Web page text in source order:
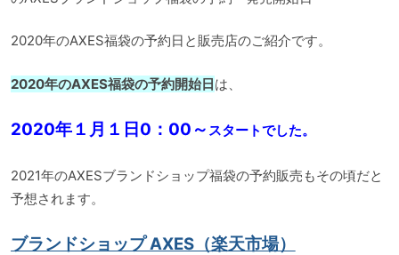
2020年のAXES福袋の予約日と販売店のご紹介です。
2020年のAXES福袋の予約開始日は、
2020年１月１日0：00～ スタートでした。
2021年のAXESブランドショップ福袋の予約販売もその頃だと
予想されます。
ブランドショップ AXES（楽天市場）